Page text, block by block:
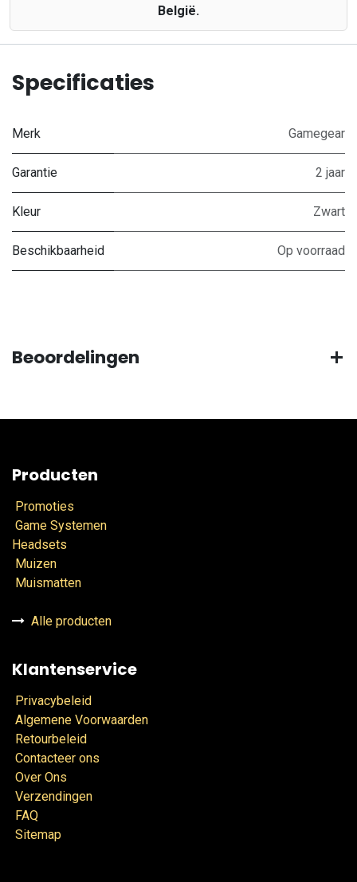
België.
Specificaties
Merk Gamegear
Garantie 2 jaar
Kleur Zwart
Beschikbaarheid Op voorraad
Beoordelingen
Producten
Promoties
Game Systemen
Headsets
Muizen
Muismatten
Alle producten
Klantenservice
Privacybeleid
Algemene Voorwaarden
Retourbeleid
Contacteer ons
Over Ons
Verzendingen
FAQ
Sitemap